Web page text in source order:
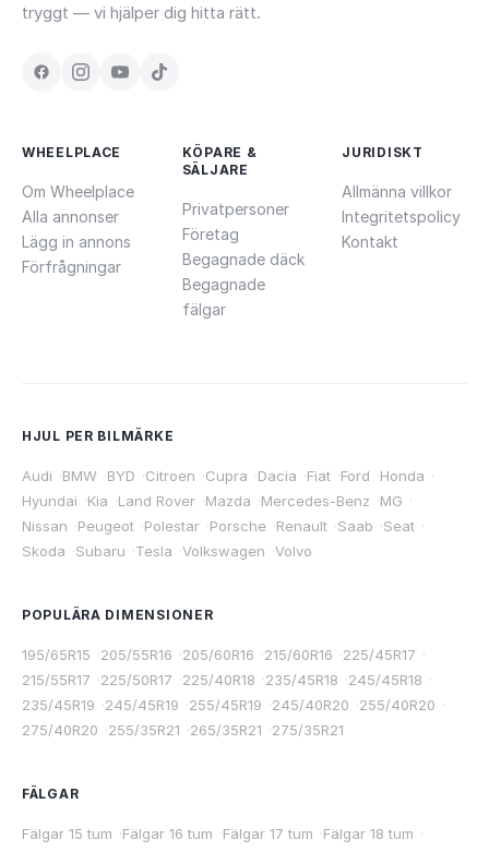
tryggt — vi hjälper dig hitta rätt.
WHEELPLACE
Om Wheelplace
Alla annonser
Lägg in annons
Förfrågningar
KÖPARE &
SÄLJARE
Privatpersoner
Företag
Begagnade däck
Begagnade
fälgar
JURIDISKT
Allmänna villkor
Integritetspolicy
Kontakt
HJUL PER BILMÄRKE
Audi ·BMW ·BYD ·Citroen ·Cupra ·Dacia ·Fiat ·Ford ·Honda ·
Hyundai ·Kia ·Land Rover ·Mazda ·Mercedes-Benz ·MG ·
Nissan ·Peugeot ·Polestar ·Porsche ·Renault ·Saab ·Seat ·
Skoda ·Subaru ·Tesla ·Volkswagen ·Volvo
POPULÄRA DIMENSIONER
195/65R15 ·205/55R16 ·205/60R16 ·215/60R16 ·225/45R17 ·
215/55R17 ·225/50R17 ·225/40R18 ·235/45R18 ·245/45R18 ·
235/45R19 ·245/45R19 ·255/45R19 ·245/40R20 ·255/40R20 ·
275/40R20 ·255/35R21 ·265/35R21 ·275/35R21
FÄLGAR
Fälgar 15 tum ·Fälgar 16 tum ·Fälgar 17 tum ·Fälgar 18 tum ·